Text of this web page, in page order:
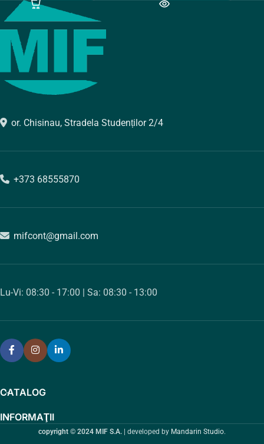
or. Chisinau, Stradela Studenților 2/4
+373 68555870
mifcont@gmail.com
Lu-Vi: 08:30 - 17:00 | Sa: 08:30 - 13:00
CATALOG
INFORMAŢII
copyright © 2024 MIF S.A. | developed by Mandarin Studio.